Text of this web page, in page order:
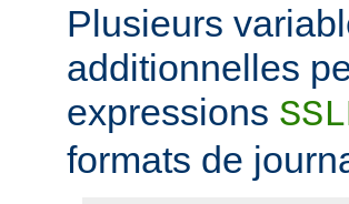
Plusieurs
additionnelles
expressions
formats de